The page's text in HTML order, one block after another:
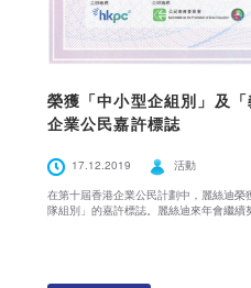
榮獲「中小型企組別」及
企業公民嘉許標誌
17.12.2019
活動
在第十屆香港企業公民計劃中，麗絲迪榮
隊組別」的嘉許標誌。麗絲迪來年會繼續